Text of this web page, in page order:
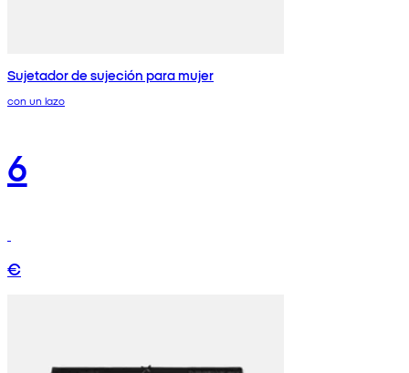
Sujetador de sujeción para mujer
con un lazo
6
€